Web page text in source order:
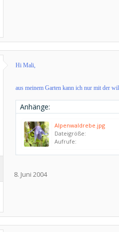
Hi Mali,
aus meinem Garten kann ich nur mit der
Anhänge:
Alpenwaldrebe.jpg
Dateigröße:
Aufrufe:
8. Juni 2004